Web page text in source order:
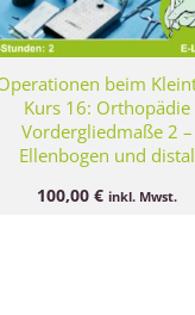
beim
Kurs 16: Orthopädie
Vordergliedmaße 2 –
Ellenbogen und distal
100,00€ inkl. Mwst.